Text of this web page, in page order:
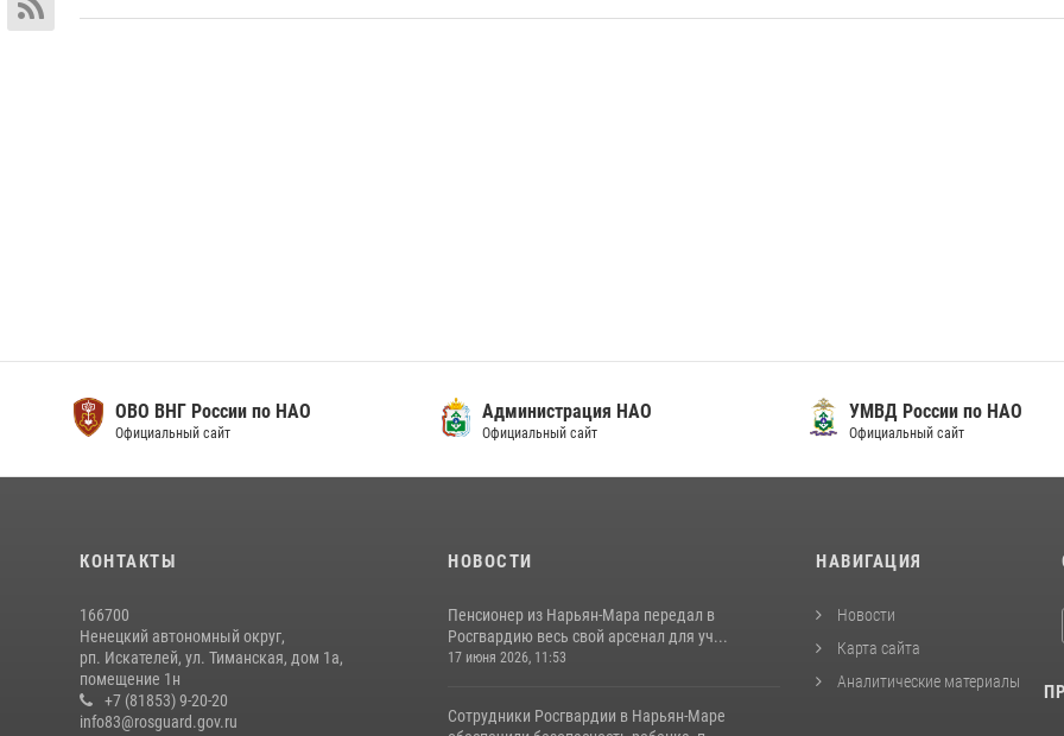
ОВО ВНГ России по НАО
Официальный сайт
Администрация НАО
Официальный сайт
УМВД России по НАО
Официальный сайт
КОНТАКТЫ
166700
Ненецкий автономный округ,
рп. Искателей, ул. Тиманская, дом 1а,
помещение 1н
+7 (81853) 9-20-20
info83@rosguard.gov.ru
НОВОСТИ
Пенсионер из Нарьян-Мара передал в
Росгвардию весь свой арсенал для уч...
17 июня 2026, 11:53
Сотрудники Росгвардии в Нарьян-Маре
НАВИГАЦИЯ
Новости
Карта сайта
Аналитические материалы